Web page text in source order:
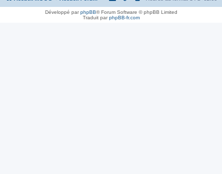
Développé parphpBB® Forum Software © phpBB Limited
Traduit parphpBB-fr.com